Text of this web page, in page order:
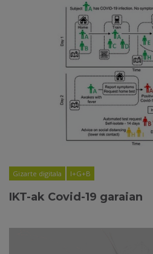
Gizarte digitala I+G+B
IKT-ak Covid-19 garaian